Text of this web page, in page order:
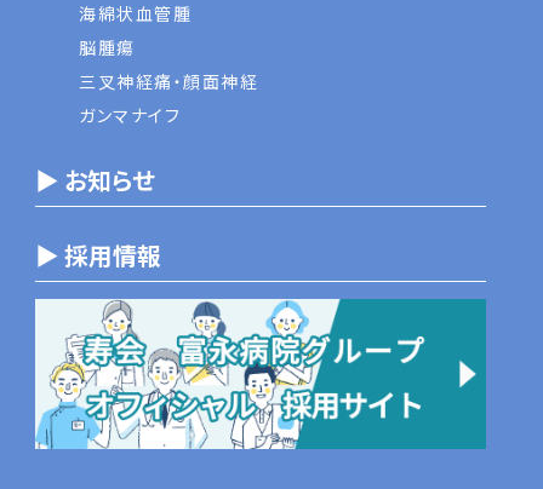
海綿状血管腫
脳腫瘍
三叉神経痛・顔面神経
ガンマナイフ
▶ お知らせ
▶ 採用情報